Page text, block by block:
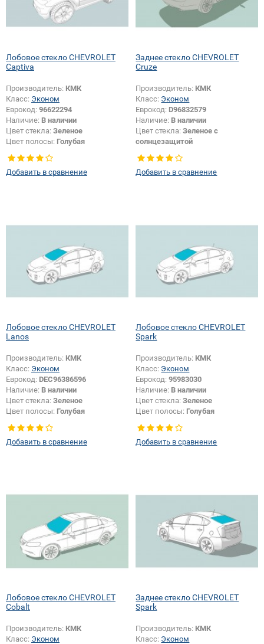
Лобовое стекло CHEVROLET
Captiva
Производитель: КМК
Класс: Эконом
Еврокод: 96622294
Наличие: В наличии
Цвет стекла: Зеленое
Цвет полосы: Голубая
Добавить в сравнение
Заднее стекло CHEVROLET
Cruze
Производитель: КМК
Класс: Эконом
Еврокод: D96832579
Наличие: В наличии
Цвет стекла:Зеленое с
солнцезащитой
Добавить в сравнение
Лобовое стекло CHEVROLET
Lanos
Производитель: КМК
Класс: Эконом
Еврокод: DEC96386596
Наличие: В наличии
Цвет стекла: Зеленое
Цвет полосы: Голубая
Добавить в сравнение
Лобовое стекло CHEVROLET
Spark
Производитель: КМК
Класс: Эконом
Еврокод:95983030
Наличие: В наличии
Цвет стекла:Зеленое
Цвет полосы: Голубая
Тип кузова:Хетчбек
Добавить в сравнение
Лобовое стекло CHEVROLET
Cobalt
Производитель: КМК
Класс: Эконом
Заднее стекло CHEVROLET
Spark
Производитель: КМК
Класс: Эконом